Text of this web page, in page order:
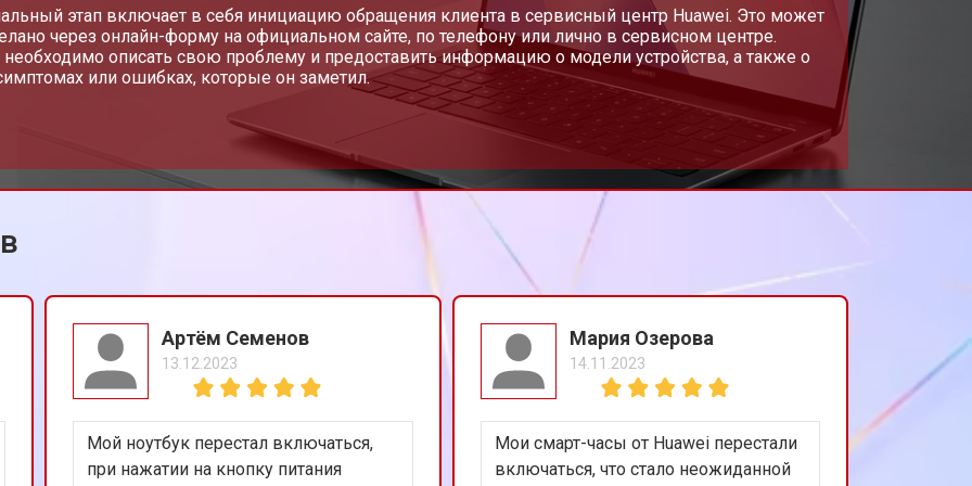
от 60 мин от 3300 ₽ Заказать
от 110 мин от 3800 ₽ Заказать
от 50 мин Заказать
от 1200 ₽
от 50 мин от 2300 ₽ Заказать
от 70 мин от 2200 ₽ Заказать
этап включает в себя инициацию обращения клиента в сервисный центр Huawei. Это может
через онлайн-форму на официальном сайте, по телефону или лично в сервисном центре.
необходимо описать свою проблему и предоставить информацию о модели устройства, а также о
или ошибках, которые он заметил.
Артём Семенов
13.12.2023
Мой ноутбук перестал включаться,
при нажатии на кнопку питания
Мария Озерова
14.11.2023
Мои смарт-часы от Huawei перестали
включаться, что стало неожиданной